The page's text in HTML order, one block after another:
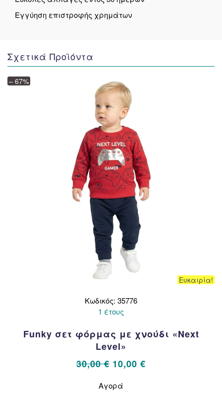
Εγγύηση επιστροφής χρημάτων
Σχετικά Προϊόντα
– 67%
Ευκαιρία!
Κωδικός: 35776
1 έτους
Funky σετ φόρμας με χνούδι «Next
Level»
30,00€ Original
was:
10,00 €
Αγορά